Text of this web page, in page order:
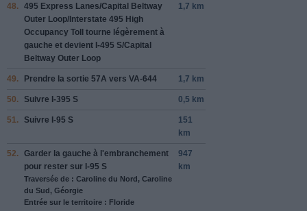
48. 495 Express Lanes/Capital Beltway
Outer Loop/Interstate 495 High
Occupancy Toll tourne légèrement à
gauche et devient I-495 S/Capital
Beltway Outer Loop
1,7 km
49. Prendre la sortie 57A vers VA-644 1,7 km
50. Suivre I-395 S 0,5 km
51. Suivre I-95 S
151
km
52. Garder la gauche à l'embranchement
pour rester sur I-95 S
Traversée de : Caroline du Nord, Caroline
du Sud, Géorgie
Entrée sur le territoire : Floride
947
km